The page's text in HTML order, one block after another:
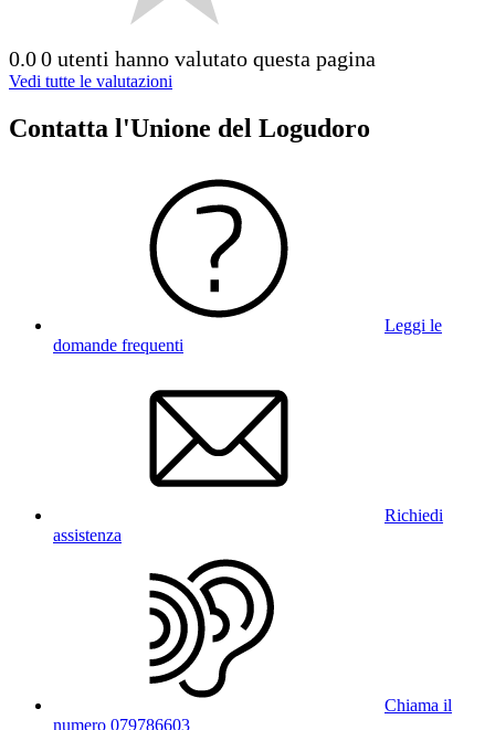
0.00 utenti hanno valutato questa pagina
Vedi tutte le valutazioni
Contatta l'Unione del Logudoro
Leggi le
domande frequenti
Richiedi
assistenza
Chiama il
numero 079786603